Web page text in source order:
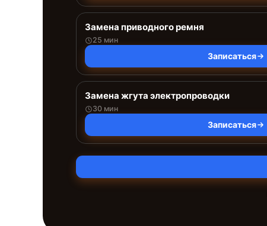
Замена приводного ремня
25 мин
Записаться
Замена жгута электропроводки
30 мин
Записаться